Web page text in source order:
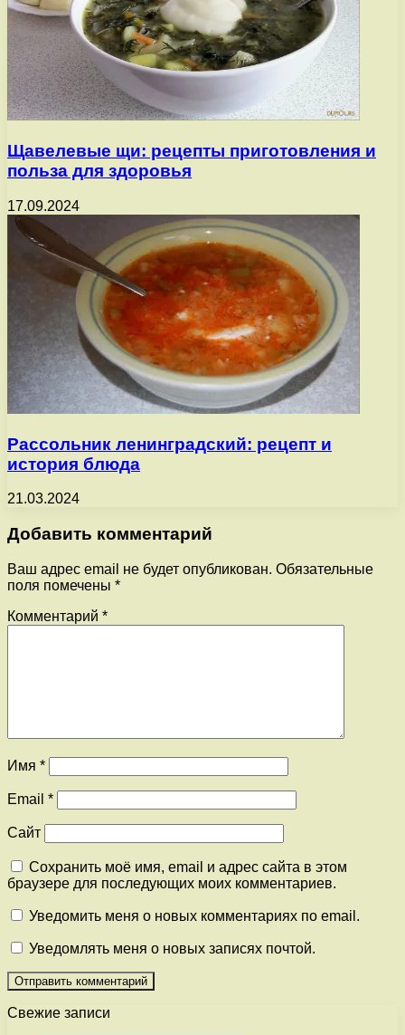
Щавелевые щи: рецепты приготовления и
польза для здоровья
17.09.2024
Рассольник ленинградский: рецепт и
история блюда
21.03.2024
Добавить комментарий
Ваш адрес email не будет опубликован. Обязательные
поля помечены *
Комментарий *
Имя *
Email *
Сайт
Сохранить моё имя, email и адрес сайта в этом
браузере для последующих моих комментариев.
Уведомить меня о новых комментариях по email.
Уведомлять меня о новых записях почтой.
Свежие записи